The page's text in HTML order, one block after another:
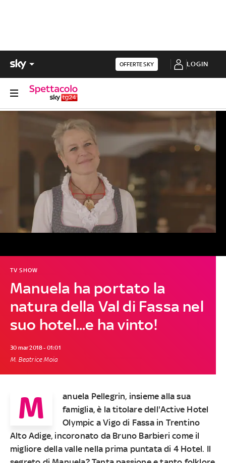
OFFERTE SKY LOGIN
Manuela ha portato la
natura della Val di Fassa nel
suo hotel...e ha vinto!
TV SHOW
30 mar 2018 - 01:01
M. Beatrice Moia
M
anuela Pellegrin, insieme alla sua
famiglia, è la titolare dell'Active Hotel
Olympic a Vigo di Fassa in Trentino
Alto Adige, incoronato da Bruno Barbieri come il
migliore della valle nella prima puntata di 4 Hotel. Il